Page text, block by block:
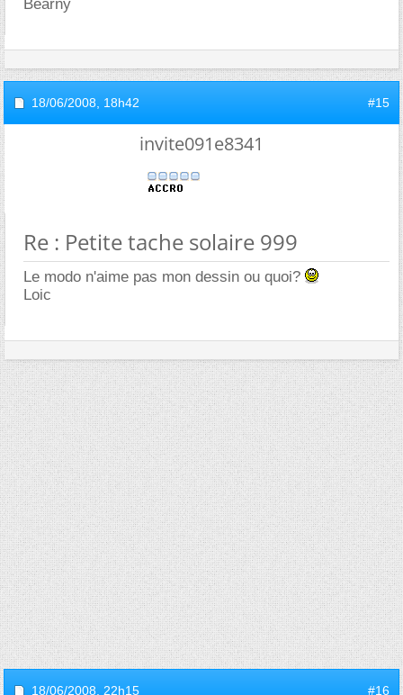
Bearny
18/06/2008, 18h42 #15
invite091e8341
Re : Petite tache solaire 999
Le modo n'aime pas mon dessin ou quoi?
Loic
18/06/2008, 22h15 #16